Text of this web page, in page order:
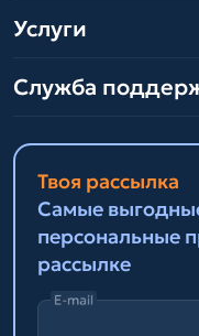
Услуги
Служба
Твоя рассылка
Самые
персональные
рассылке
E-mail